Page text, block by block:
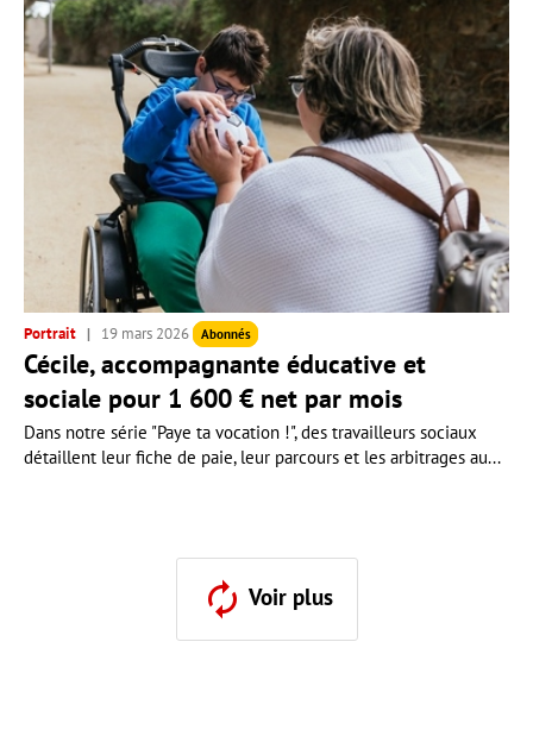
Portrait 19 mars 2026 Abonnés
Cécile, accompagnante éducative et
sociale pour 1 600 € net par mois
Dans notre série "Paye ta vocation !", des travailleurs sociaux
détaillent leur fiche de paie, leur parcours et les arbitrages au...
Voir plus